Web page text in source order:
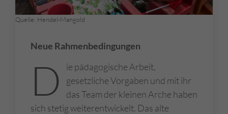
Quelle: Hendel-Mangold
Neue Rahmenbedingungen
D
ie pädagogische Arbeit,
gesetzliche Vorgaben und mit ihr
das Team der kleinen Arche haben
sich stetig weiterentwickelt. Das alte